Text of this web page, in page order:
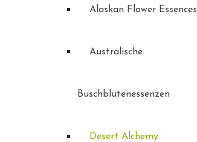
Alaskan Flower Essences
Australische
Buschblütenessenzen
Desert Alchemy